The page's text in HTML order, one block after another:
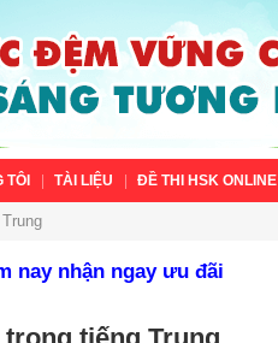
TÔI TÀI LIỆU ĐỀ THI HSK ONLINE
nay nhận ngay ưu đãi